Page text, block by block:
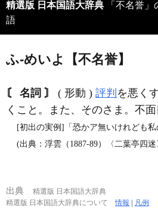
精選版 日本国語大辞典
語
ふ‐めいよ【不名誉】
〘 名詞 〙 ( 形動 ) 評判 を悪く
くこと。また、そのさま。不面
[初出の実例]「恐かア無いけれども私
(出典：浮雲（1887‐89）〈二葉亭四
出典
精選版 日本国語大辞典
精選版 日本国語大辞典について情報 凡例